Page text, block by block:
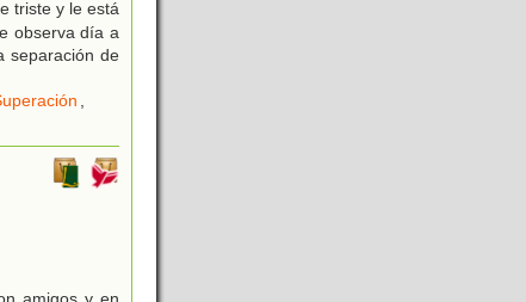
triste y le está
observa día a
separación de
,